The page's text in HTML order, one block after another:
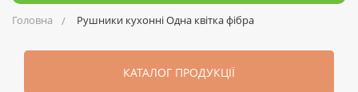
Головна Рушники кухонні Одна квітка фібра
КАТАЛОГ ПРОДУКЦІЇ